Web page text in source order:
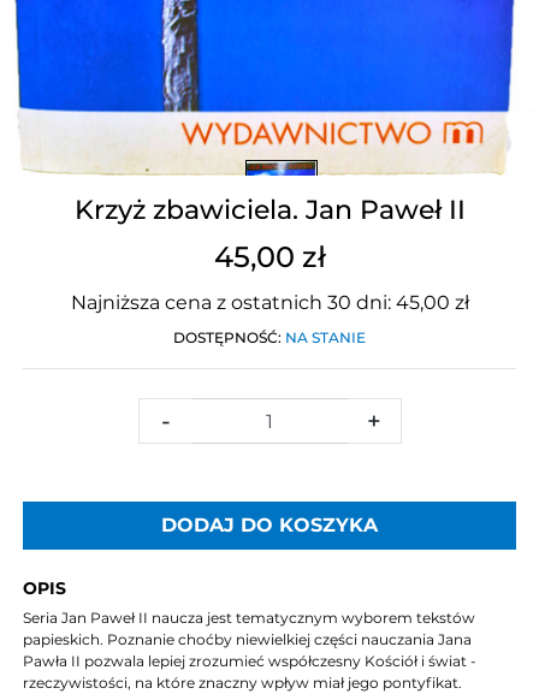
Krzyż zbawiciela. Jan Paweł II
45,00 zł
Najniższa cena z ostatnich 30 dni: 45,00 zł
DOSTĘPNOŚĆ: NA STANIE
- +
DODAJ DO KOSZYKA
OPIS
Seria Jan Paweł II naucza jest tematycznym wyborem tekstów
papieskich. Poznanie choćby niewielkiej części nauczania Jana
Pawła II pozwala lepiej zrozumieć współczesny Kościół i świat -
rzeczywistości, na które znaczny wpływ miał jego pontyfikat.